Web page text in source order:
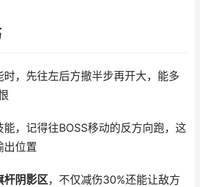
时，先往左后方撤半步再开大，能多
，记得往BOSS移动的反方向跑，这
出位置
杆阴影区，不仅减伤30%还能让敌方